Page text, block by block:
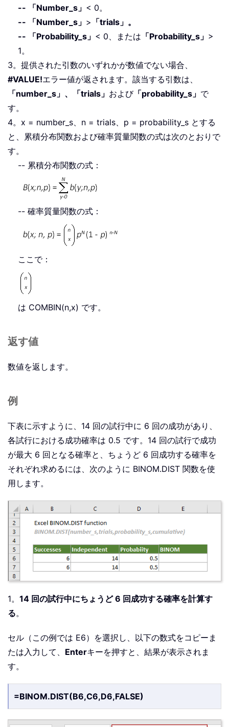
-- 「Number_s」 < 0。
-- 「Number_s」 > 「trials」。
-- 「Probability_s」 < 0、または 「Probability_s」 >
1。
3。提供された引数のいずれかが数値でない場合、
#VALUE!エラー値が返されます。該当する引数は、
「number_s」、「trials」 および「probability_s」 で
す。
4。x = number_s、n = trials、p = probability_s とする
と、累積分布関数および確率質量関数の式は次のとおりで
す。
-- 累積分布関数の式：
-- 確率質量関数の式：
ここで：
は COMBIN(n,x) です。
返す値
数値を返します。
例
下表に示すように、14 回の試行中に 6 回の成功があり、
各試行における成功確率は 0.5 です。14 回の試行で成功
が最大 6 回となる確率と、ちょうど 6 回成功する確率を
それぞれ求めるには、次のように BINOM.DIST 関数を使
用します。
1。 14 回の試行中にちょうど 6 回成功する確率を計算す
る。
セル（この例では E6）を選択し、以下の数式をコピーま
たは入力して、 Enterキーを押すと、結果が表示されま
す。
=BINOM.DIST(B6,C6,D6,FALSE)